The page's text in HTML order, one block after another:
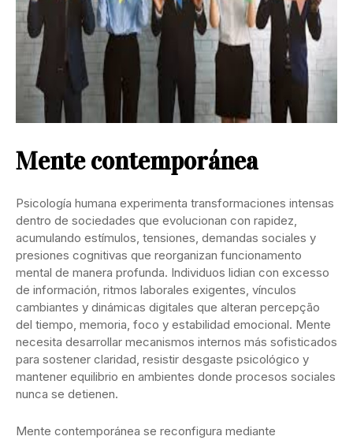
Mente contemporánea
Psicología humana experimenta transformaciones intensas
dentro de sociedades que evolucionan con rapidez,
acumulando estímulos, tensiones, demandas sociales y
presiones cognitivas que reorganizan funcionamento
mental de manera profunda. Individuos lidian con excesso
de información, ritmos laborales exigentes, vínculos
cambiantes y dinámicas digitales que alteran percepção
del tiempo, memoria, foco y estabilidad emocional. Mente
necesita desarrollar mecanismos internos más sofisticados
para sostener claridad, resistir desgaste psicológico y
mantener equilibrio en ambientes donde procesos sociales
nunca se detienen.
Mente contemporánea se reconfigura mediante